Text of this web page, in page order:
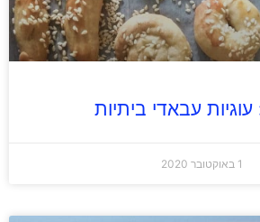
עוגיות עבאדי ביתיות
1 באוקטובר 2020